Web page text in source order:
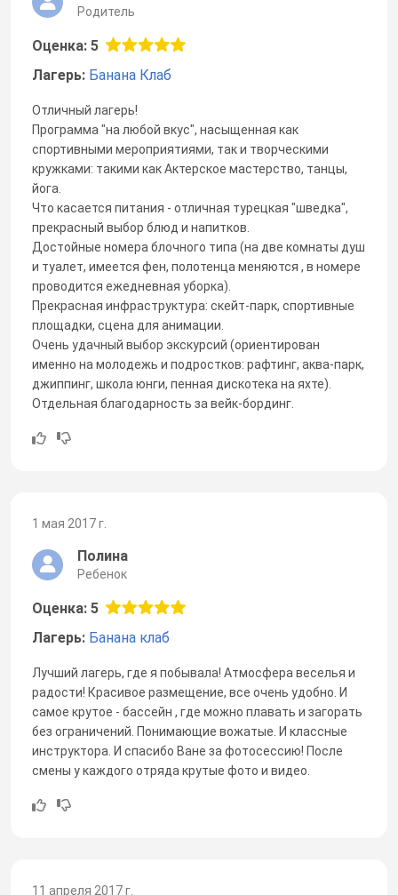
Родитель
Оценка: 5
Лагерь: Банана Клаб
Отличный лагерь!
Программа "на любой вкус", насыщенная как
спортивными мероприятиями, так и творческими
кружками: такими как Актерское мастерство, танцы,
йога.
Что касается питания - отличная турецкая "шведка",
прекрасный выбор блюд и напитков.
Достойные номера блочного типа (на две комнаты душ
и туалет, имеется фен, полотенца меняются , в номере
проводится ежедневная уборка).
Прекрасная инфраструктура: скейт-парк, спортивные
площадки, сцена для анимации.
Очень удачный выбор экскурсий (ориентирован
именно на молодежь и подростков: рафтинг, аква-парк,
джиппинг, школа юнги, пенная дискотека на яхте).
Отдельная благодарность за вейк-бординг.
1 мая 2017 г.
Полина
Ребенок
Оценка: 5
Лагерь: Банана клаб
Лучший лагерь, где я побывала! Атмосфера веселья и
радости! Красивое размещение, все очень удобно. И
самое крутое - бассейн , где можно плавать и загорать
без ограничений. Понимающие вожатые. И классные
инструктора. И спасибо Ване за фотосессию! После
смены у каждого отряда крутые фото и видео.
11 апреля 2017 г.